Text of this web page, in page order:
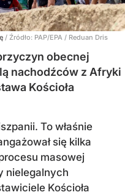
/ Źródło: PAP/EPA / Reduan Dris
obecnej
nachodźców z Afryki
Kościoła
To właśnie
się kilka
masowej
nielegalnych
Kościoła